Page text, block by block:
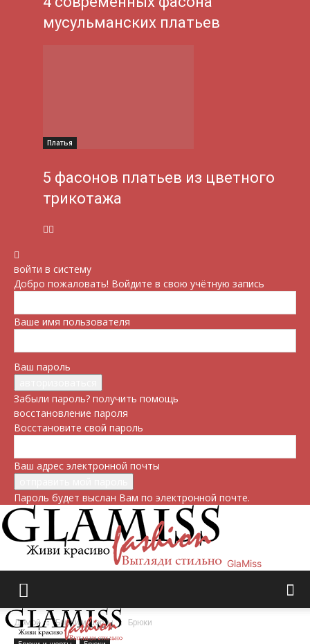
мусульманских платьев
Платья
5 фасонов платьев из цветного
трикотажа
войти в систему
Добро пожаловать! Войдите в свою учётную запись
Ваше имя пользователя
Ваш пароль
Забыли пароль? получить помощь
восстановление пароля
Восстановите свой пароль
Ваш адрес электронной почты
Пароль будет выслан Вам по электронной почте.
GlaMiss
Домой Брюки и шорты Брюки